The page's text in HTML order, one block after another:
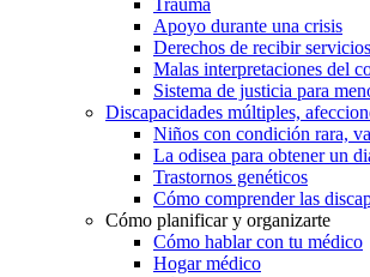
Apoyo durante una crisis
Derechos de recibir servicios
Malas interpretaciones del
Sistema de justicia para
Discapacidades múltiples,
Niños con condición rara,
La odisea para obtener un
Trastornos genéticos
Cómo comprender las
Cómo planificar y organizarte
Cómo hablar con tu médico
Hogar médico